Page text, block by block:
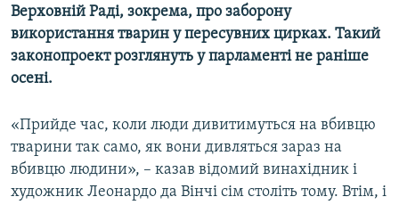
Верховній Раді, зокрема, про заборону
використання тварин у пересувних цирках. Такий
законопроект розглянуть у парламенті не раніше
осені.
«Прийде час, коли люди дивитимуться на вбивцю
тварини так само, як вони дивляться зараз на
вбивцю людини», – казав відомий винахідник і
художник Леонардо да Вінчі сім століть тому. Втім, і